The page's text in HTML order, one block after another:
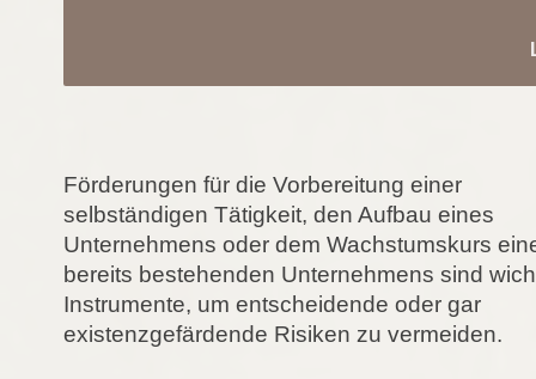
Förderungen für die Vorbereitung einer
selbständigen Tätigkeit, den Aufbau eines
Unternehmens oder dem Wachstumskurs
bereits bestehenden Unternehmens sind
Instrumente, um entscheidende oder gar
existenzgefärdende Risiken zu vermeiden.